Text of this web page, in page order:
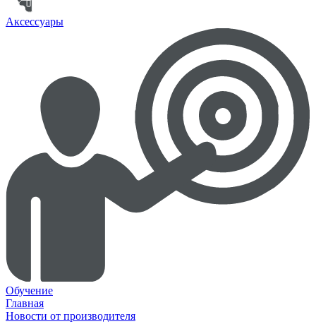
Аксессуары
Обучение
Главная
Новости от производителя